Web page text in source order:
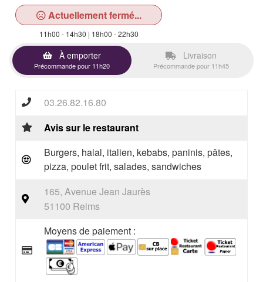
Actuellement fermé...
11h00 - 14h30 | 18h00 - 22h30
À emporter
Précommande pour 11h20
Livraison
Précommande pour 11h45
03.26.82.16.80
Avis sur le restaurant
Burgers, halal, italien, kebabs, paninis, pâtes,
pizza, poulet frit, salades, sandwiches
165, Avenue Jean Jaurès
51100 Reims
Moyens de paiement :